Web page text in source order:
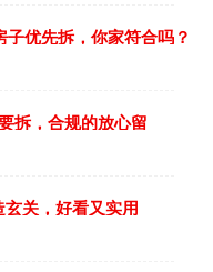
优先拆，你家符合吗？
拆，合规的放心留
关，好看又实用